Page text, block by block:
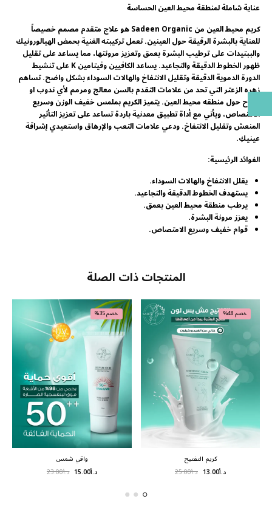
عناية شاملة لمنطقة محيط العين الحساسة
كريم محيط العين من Sadeen Organic هو علاج متقدم مصمم خصيصاً
للعناية بالبشرة الرقيقة حول العينين. تعمل تركيبته الغنية بحمض الهيالورونيك
والببتيدات على ترطيب البشرة بعمق وتعزيز مرونتها، مما يساعد على تقليل
ظهور الخطوط الدقيقة والتجاعيد. يساعد الكافيين وفيتامين K على تنشيط
الدورة الدموية الدقيقة وتقليل الانتفاخ والهالات السوداء بشكل واضح. تساهم
زهره الزعتر التي تحد من علامات التقدم بالسن معالج ومرمم لأي ندوب او
جروح حول منطقه محيط العين. يتميز الكريم بملمس خفيف الوزن وسريع
الامتصاص، ويأتي مع أداة تطبيق معدنية باردة تساعد على تعزيز التأثير
المنعش وتقليل الانتفاخ. ودعي علامات التعب والإرهاق واستعيدي إشراقة
عينيكِ.
الفوائد الرئيسية:
يقلل الانتفاخ والهالات السوداء.
يستهدف الخطوط الدقيقة والتجاعيد.
يرطب منطقة محيط العين بعمق.
يعزز مرونة البشرة.
قوام خفيف وسريع الامتصاص.
المنتجات ذات الصلة
خصم 48%
كريم التفتيح
د.أ13.00 د.أ25.00
خصم 35%
واقي شمس
د.أ15.00 د.أ23.00